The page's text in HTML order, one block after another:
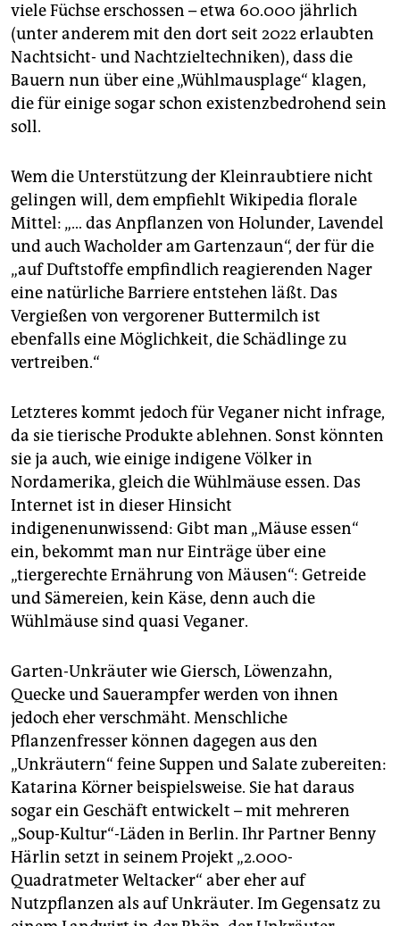
viele Füchse erschossen – etwa 60.000 jährlich
(unter anderem mit den dort seit 2022 erlaubten
Nachtsicht- und Nachtzieltechniken), dass die
Bauern nun über eine „Wühlmausplage“ klagen,
die für einige sogar schon existenzbedrohend sein
soll.
Wem die Unterstützung der Kleinraubtiere nicht
gelingen will, dem empfiehlt Wikipedia florale
Mittel: „… das Anpflanzen von Holunder, Lavendel
und auch Wacholder am Gartenzaun“, der für die
„auf Duftstoffe empfindlich reagierenden Nager
eine natürliche Barriere entstehen läßt. Das
Vergießen von vergorener Buttermilch ist
ebenfalls eine Möglichkeit, die Schädlinge zu
vertreiben.“
Letzteres kommt jedoch für Veganer nicht infrage,
da sie tierische Produkte ablehnen. Sonst könnten
sie ja auch, wie einige indigene Völker in
Nordamerika, gleich die Wühlmäuse essen. Das
Internet ist in dieser Hinsicht
indigenenunwissend: Gibt man „Mäuse essen“
ein, bekommt man nur Einträge über eine
„tiergerechte Ernährung von Mäusen“: Getreide
und Sämereien, kein Käse, denn auch die
Wühlmäuse sind quasi Veganer.
Garten-Unkräuter wie Giersch, Löwenzahn,
Quecke und Sauerampfer werden von ihnen
jedoch eher verschmäht. Menschliche
Pflanzenfresser können dagegen aus den
„Unkräutern“ feine Suppen und Salate zubereiten:
Katarina Körner beispielsweise. Sie hat daraus
sogar ein Geschäft entwickelt – mit mehreren
„Soup-Kultur“-Läden in Berlin. Ihr Partner Benny
Härlin setzt in seinem Projekt „2.000-
Quadratmeter Welt­acker“ aber eher auf
Nutzpflanzen als auf Unkräuter. Im Gegensatz zu